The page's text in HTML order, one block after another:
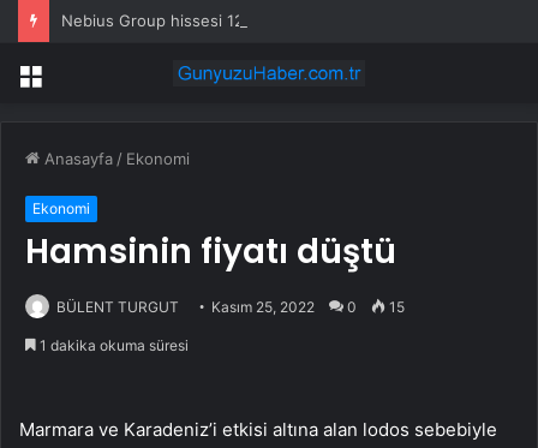
Menü
Anasayfa / Ekonomi
Ekonomi
Hamsinin fiyatı düştü
BÜLENT TURGUT Kasım 25, 2022 0 15
1 dakika okuma süresi
Marmara ve Karadeniz’i etkisi altına alan lodos sebebiyle